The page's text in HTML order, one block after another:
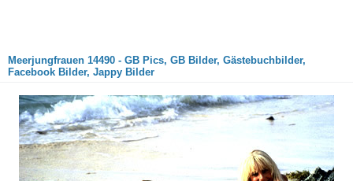
Meerjungfrauen 14490 - GB Pics, GB Bilder, Gästebuchbilder,
Facebook Bilder, Jappy Bilder